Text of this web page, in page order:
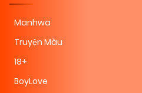
Manhwa
Truyện Màu
18+
BoyLove